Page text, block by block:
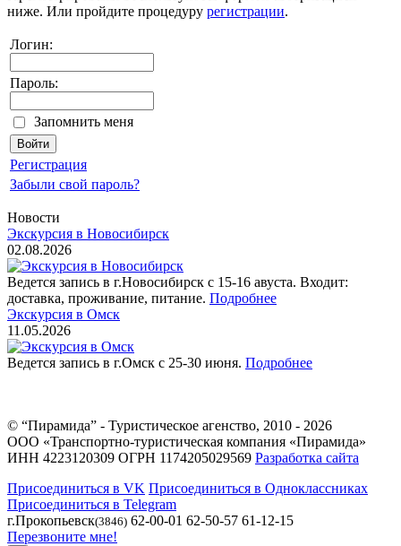
ниже. Или пройдите процедуру регистрации.
Логин:
Пароль:
Запомнить меня
Регистрация
Забыли свой пароль?
Новости
Экскурсия в Новосибирск
02.08.2026
Ведется запись в г.Новосибирск с 15-16 авуста. Входит:
доставка, проживание, питание. Подробнее
Экскурсия в Омск
11.05.2026
Ведется запись в г.Омск с 25-30 июня. Подробнее
© “Пирамида” - Туристическое агенство, 2010 - 2026
ООО «Транспортно-туристическая компания «Пирамида»
ИНН 4223120309 ОГРН 1174205029569 Разработка сайта
Присоединиться в VK Присоединиться в Одноклассниках
Присоединиться в Telegram
г.Прокопьевск(3846) 62-00-01 62-50-57 61-12-15
Перезвоните мне!